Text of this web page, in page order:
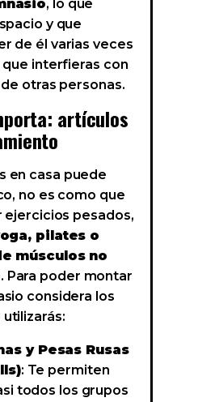
, lo que
y que
de él varias veces
que interfieras con
otras personas.
artículos
en casa puede
no es como que
ejercicios pesados,
pilates o
músculos no
. Para poder montar
considera los
y Pesas Rusas
: Te permiten
todos los grupos